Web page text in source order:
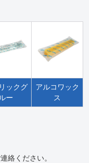
ックグ
ルー
アルコワック
ス
絡ください。